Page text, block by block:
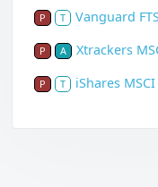
P T Vanguard
P A Xtrackers
P T iShares